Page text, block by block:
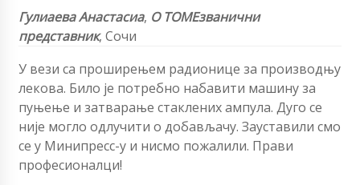
Гулиаева Анастасиа, О ТОМЕзванични
представник, Сочи
У вези са проширењем радионице за производњу
лекова. Било је потребно набавити машину за
пуњење и затварање стаклених ампула. Дуго се
није могло одлучити о добављачу. Зауставили смо
се у Минипресс-у и нисмо пожалили. Прави
професионалци!